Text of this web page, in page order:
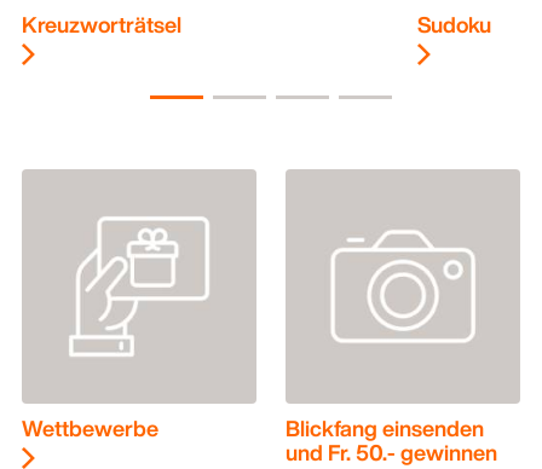
Kreuzworträtsel Sudoku
Wettbewerbe Blickfang einsenden
und Fr. 50.- gewinnen